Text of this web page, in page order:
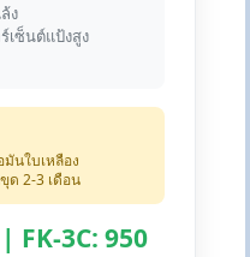
ง
เซ็นต์แป้งสูง
มันใบเหลือง
ด 2-3 เดือน
FK-3C: 950